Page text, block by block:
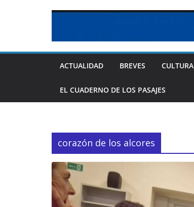
ACTUALIDAD BREVES CULTURA
EL CUADERNO DE LOS PASAJES
corazón de los alcores